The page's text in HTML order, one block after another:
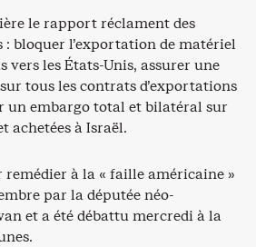
le rapport réclament des
: bloquer l’exportation de matériel
les États-Unis, assurer une
tous les contrats d’exportations
un embargo total et bilatéral sur
achetées à Israël.
à la « faille américaine »
par la députée néo-
et a été débattu mercredi à la